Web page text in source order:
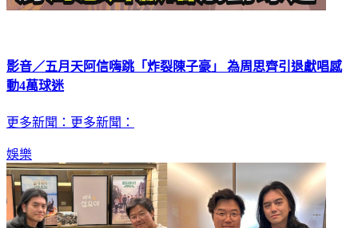
影音／五月天阿信嗨跳「炸裂陳子豪」 為周思齊引退獻唱感
動4萬球迷
更多新聞：更多新聞：
娛樂